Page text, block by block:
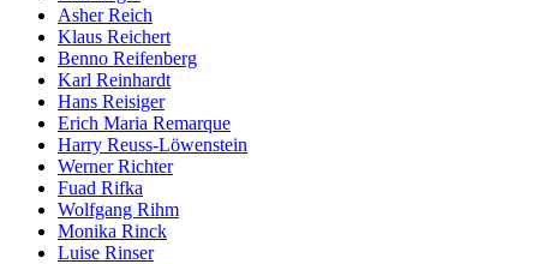
Asher Reich
Klaus Reichert
Benno Reifenberg
Karl Reinhardt
Hans Reisiger
Erich Maria Remarque
Harry Reuss-Löwenstein
Werner Richter
Fuad Rifka
Wolfgang Rihm
Monika Rinck
Luise Rinser